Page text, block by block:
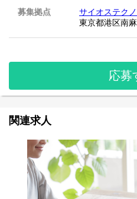
募集拠点
サイオステク
東京都港区南
応募
関連求人